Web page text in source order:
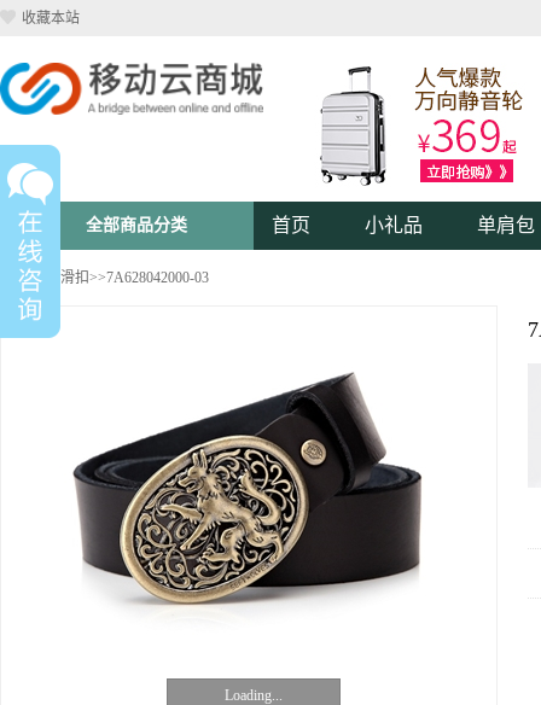
收藏本站
全部商品分类 首页 小礼品 单肩包
皮带>> 平滑扣>>7A628042000-03
Loading...